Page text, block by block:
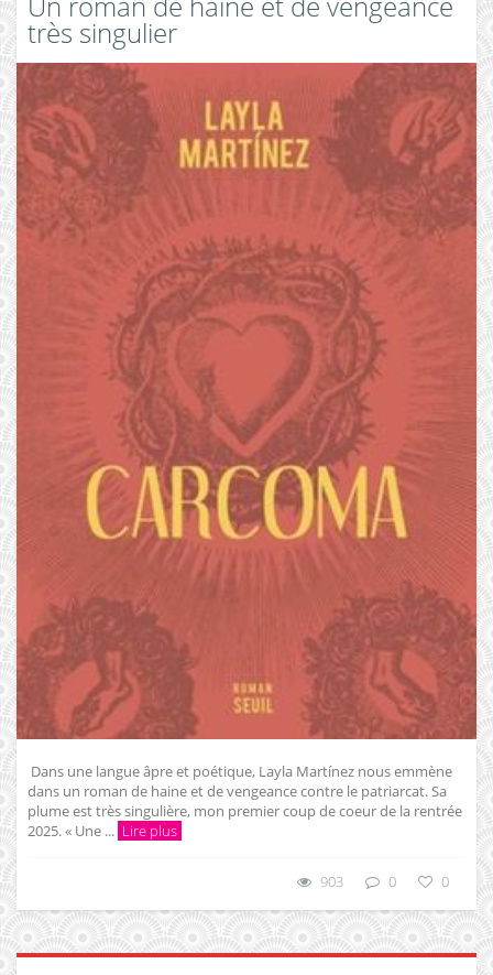
très singulier
Dans une langue âpre et poétique, Layla Martínez nous emmène
dans un roman de haine et de vengeance contre le patriarcat. Sa
plume est très singulière, mon premier coup de coeur de la rentrée
2025. « Une ... Lire plus
903 0 0